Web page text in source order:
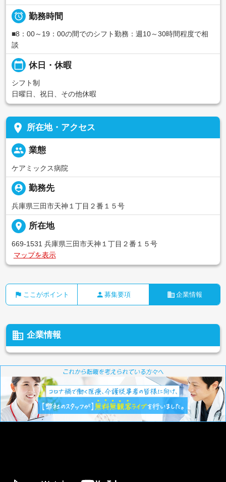
 勤務時間
■8：00～19：00の間でのシフト勤務：週10～30時間程度で相
談
calendar_today 休日・休暇
シフト制
日曜日、祝日、その他休暇
place 所在地・アクセス
people 業態
ケアミックス病院
person_pin 勤務先
兵庫県三田市天神１丁目２番１５号
place 所在地
669-1531 兵庫県三田市天神１丁目２番１５号
マップを表示
flag ここがポイント person 募集要項 business 企業情報
business 企業情報